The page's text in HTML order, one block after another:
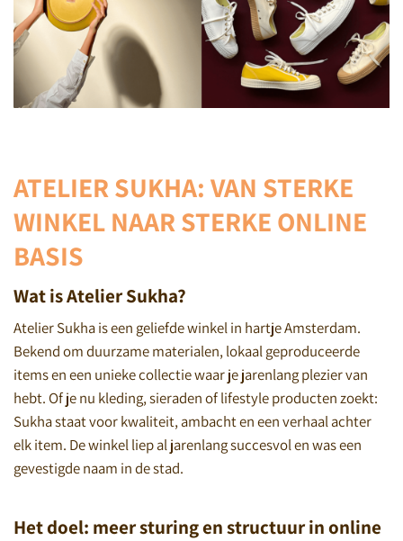
ATELIER SUKHA: VAN STERKE
WINKEL NAAR STERKE ONLINE
BASIS
Wat is Atelier Sukha?
Atelier Sukha is een geliefde winkel in hartje Amsterdam.
Bekend om duurzame materialen, lokaal geproduceerde
items en een unieke collectie waar je jarenlang plezier van
hebt. Of je nu kleding, sieraden of lifestyle producten zoekt:
Sukha staat voor kwaliteit, ambacht en een verhaal achter
elk item. De winkel liep al jarenlang succesvol en was een
gevestigde naam in de stad.
Het doel: meer sturing en structuur in online